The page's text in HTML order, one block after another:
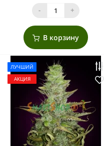
- +
В корзину
ЛУЧШИЙ
АКЦИЯ